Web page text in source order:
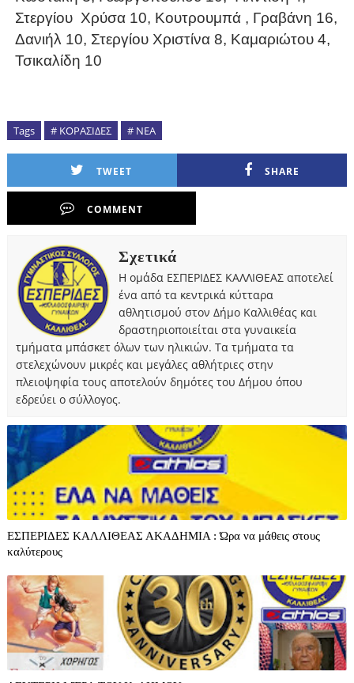
Στεργίου Χρύσα 10, Κουτρουμπά , Γραβάνη 16,
Δανιήλ 10, Στεργίου Χριστίνα 8, Καμαριώτου 4,
Τσικαλίδη 10
Tags # ΚΟΡΑΣΙΔΕΣ # ΝΕΑ
TWEET SHARE
COMMENT
Σχετικά
Η ομάδα ΕΣΠΕΡΙΔΕΣ ΚΑΛΛΙΘΕΑΣ αποτελεί
ένα από τα κεντρικά κύτταρα
αθλητισμού στον Δήμο Καλλιθέας και
δραστηριοποιείται στα γυναικεία
τμήματα μπάσκετ όλων των ηλικιών. Τα τμήματα τα
στελεχώνουν μικρές και μεγάλες αθλήτριες στην
πλειοψηφία τους αποτελούν δημότες του Δήμου όπου
εδρεύει ο σύλλογος.
ΕΣΠΕΡΙΔΕΣ ΚΑΛΛΙΘΕΑΣ ΑΚΑΔΗΜΙΑ : Ώρα να μάθεις στους
καλύτερους